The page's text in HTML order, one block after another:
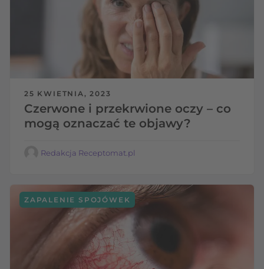
25 KWIETNIA, 2023
Czerwone i przekrwione oczy – co
mogą oznaczać te objawy?
Redakcja Receptomat.pl
ZAPALENIE SPOJÓWEK